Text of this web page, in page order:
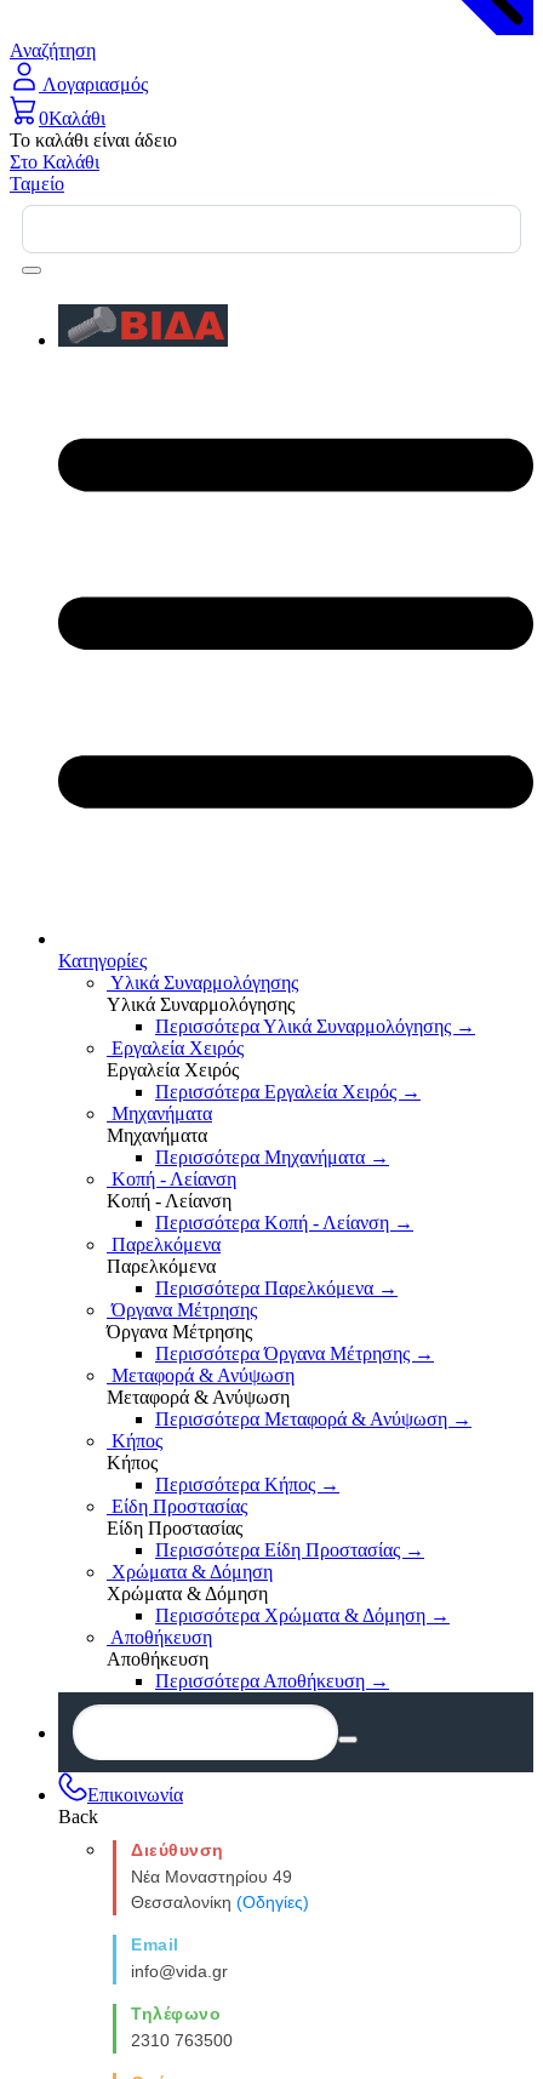
Αναζήτηση
Λογαριασμός
0Καλάθι
Το καλάθι είναι άδειο
Στο Καλάθι
Ταμείο
Κατηγορίες
Υλικά Συναρμολόγησης
Υλικά Συναρμολόγησης
Περισσότερα Υλικά Συναρμολόγησης →
Εργαλεία Χειρός
Εργαλεία Χειρός
Περισσότερα Εργαλεία Χειρός →
Μηχανήματα
Μηχανήματα
Περισσότερα Μηχανήματα →
Κοπή - Λείανση
Κοπή - Λείανση
Περισσότερα Κοπή - Λείανση →
Παρελκόμενα
Παρελκόμενα
Περισσότερα Παρελκόμενα →
Όργανα Μέτρησης
Όργανα Μέτρησης
Περισσότερα Όργανα Μέτρησης →
Μεταφορά & Ανύψωση
Μεταφορά & Ανύψωση
Περισσότερα Μεταφορά & Ανύψωση →
Κήπος
Κήπος
Περισσότερα Κήπος →
Είδη Προστασίας
Είδη Προστασίας
Περισσότερα Είδη Προστασίας →
Χρώματα & Δόμηση
Χρώματα & Δόμηση
Περισσότερα Χρώματα & Δόμηση →
Αποθήκευση
Αποθήκευση
Περισσότερα Αποθήκευση →
Επικοινωνία
Back
Διεύθυνση
Νέα Μοναστηρίου 49
Θεσσαλονίκη (Οδηγίες)
Email
info@vida.gr
Τηλέφωνο
2310 763500